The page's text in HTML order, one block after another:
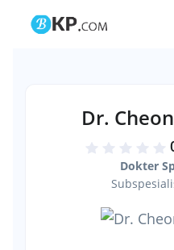
Dr.
Dokter